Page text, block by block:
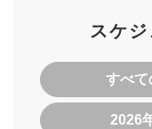
スケ
すべて
2026